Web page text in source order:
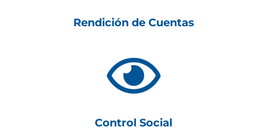
Rendición de Cuentas

Control Social